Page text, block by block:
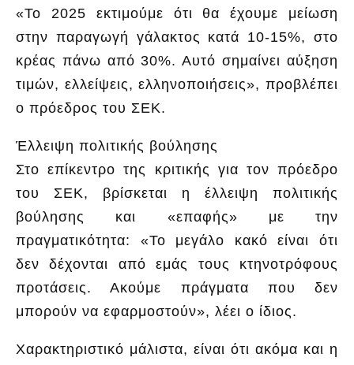
«Το 2025 εκτιμούμε ότι θα έχουμε μείωση
στην παραγωγή γάλακτος κατά 10-15%, στο
κρέας πάνω από 30%. Αυτό σημαίνει αύξηση
τιμών, ελλείψεις, ελληνοποιήσεις», προβλέπει
ο πρόεδρος του ΣΕΚ.
Έλλειψη πολιτικής βούλησης
Στο επίκεντρο της κριτικής για τον πρόεδρο
του ΣΕΚ, βρίσκεται η έλλειψη πολιτικής
βούλησης και «επαφής» με την
πραγματικότητα: «Το μεγάλο κακό είναι ότι
δεν δέχονται από εμάς τους κτηνοτρόφους
προτάσεις. Ακούμε πράγματα που δεν
μπορούν να εφαρμοστούν», λέει ο ίδιος.
Χαρακτηριστικό μάλιστα, είναι ότι ακόμα και η